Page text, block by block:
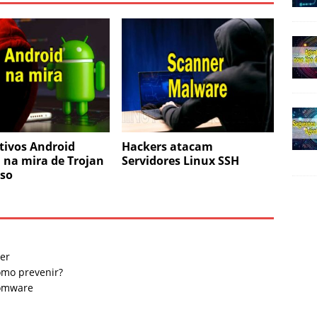
Android
mira de Trojan
Hackers atacam
Servidores Linux SSH
prevenir?